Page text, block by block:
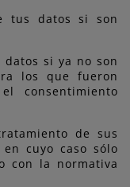
tus datos si son
si ya no son
los que fueron
consentimiento
de sus
cuyo caso sólo
con la normativa